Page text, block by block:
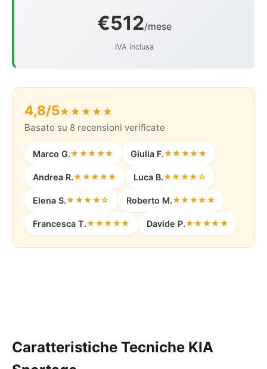
€512/mese
IVA inclusa
4,8/5★★★★★
Basato su 8 recensioni verificate
Marco G.★★★★★ Giulia F.★★★★★
Andrea R.★★★★★ Luca B.★★★★☆
Elena S.★★★★☆ Roberto M.★★★★★
Francesca T.★★★★★ Davide P.★★★★★
Caratteristiche Tecniche KIA